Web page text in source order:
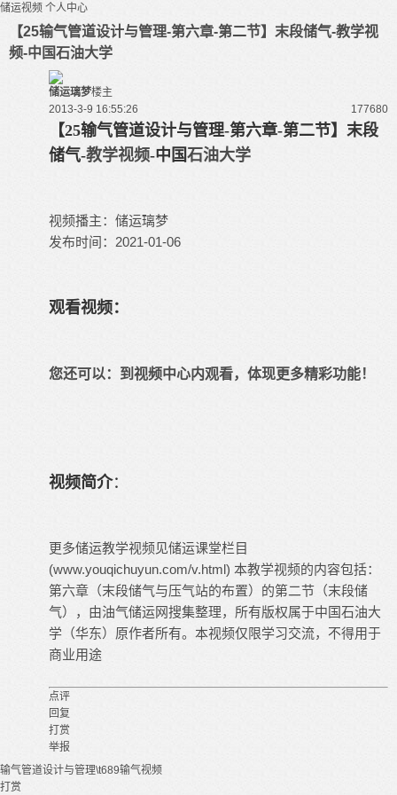
储运视频 个人中心
【25输气管道设计与管理-第六章-第二节】末段储气-教学视
频-中国石油大学
储运璃梦楼主
2013-3-9 16:55:26
177680
【25输气管道设计与管理-第六章-第二节】末段
储气-教学视频-中国石油大学
视频播主：储运璃梦
发布时间：2021-01-06
观看视频：
您还可以： 到视频中心内观看，体现更多精彩功能！
视频简介：
更多储运教学视频见储运课堂栏目
(www.youqichuyun.com/v.html) 本教学视频的内容包括：
第六章（末段储气与压气站的布置）的第二节（末段储
气），由油气储运网搜集整理，所有版权属于中国石油大
学（华东）原作者所有。本视频仅限学习交流，不得用于
商业用途
点评
回复
打赏
举报
输气管道设计与管理\t689输气视频
打赏